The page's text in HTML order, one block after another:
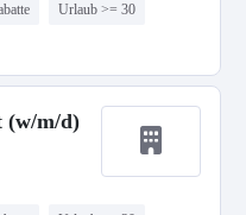
Urlaub >= 30
(w/m/d)